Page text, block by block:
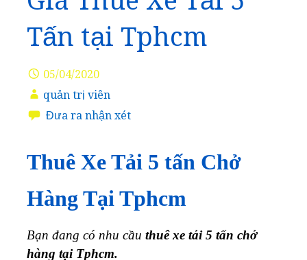
Tấn tại Tphcm
05/04/2020
quản trị viên
Đưa ra nhận xét
Thuê Xe Tải 5 tấn Chở
Hàng Tại Tphcm
Bạn đang có nhu cầu thuê xe tải 5 tấn chở
hàng tại Tphcm.